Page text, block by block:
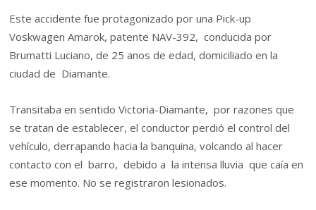
Este accidente fue protagonizado por una Pick-up
Voskwagen Amarok, patente NAV-392, conducida por
Brumatti Luciano, de 25 anos de edad, domiciliado en la
ciudad de Diamante.
Transitaba en sentido Victoria-Diamante, por razones que
se tratan de establecer, el conductor perdió el control del
vehículo, derrapando hacia la banquina, volcando al hacer
contacto con el barro, debido a la intensa lluvia que caía en
ese momento. No se registraron lesionados.